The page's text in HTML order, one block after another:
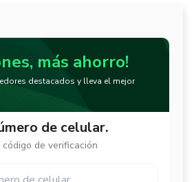
más ahorro!
destacados y lleva el mejor
de celular.
de verificación